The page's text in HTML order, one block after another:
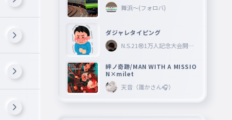
舞浜〜(フォロバ)
ダジャレタイピング
N.S.21㊗︎1万人記念大会開催
絆ノ奇跡/MAN WITH A MISSIO
N×milet
天音（誰かさん🎧）